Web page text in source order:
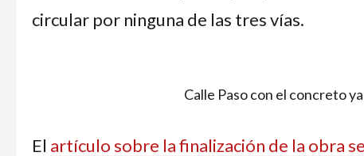
circular por ninguna de las tres vías.
Calle Paso con el concreto
El artículo sobre la finalización de la obra